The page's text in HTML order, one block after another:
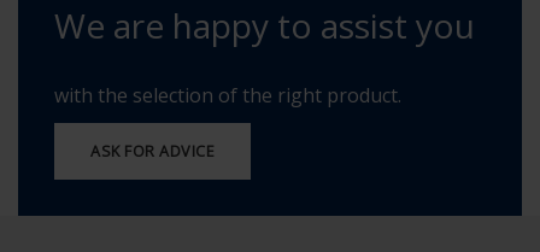
We are happy to assist you
with the selection of the right product.
ASK FOR ADVICE